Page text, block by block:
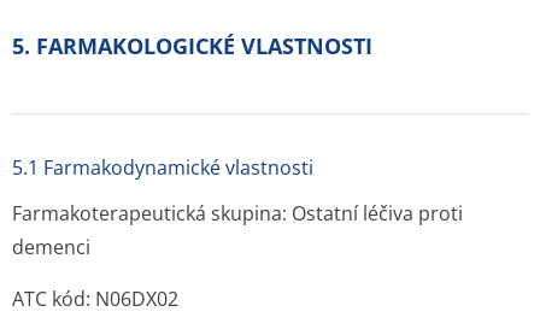
5. FARMAKOLOGICKÉ VLASTNOSTI
5.1 Farmakodynamické vlastnosti
Farmakoterapeutická skupina: Ostatní léčiva proti
demenci
ATC kód: N06DX02